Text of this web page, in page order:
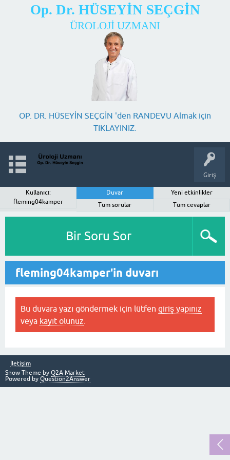
Op. Dr. HÜSEYİN SEÇGİN
ÜROLOJİ UZMANI
OP. DR. HÜSEYİN SEÇGİN 'den RANDEVU Almak için
TIKLAYINIZ.
Giriş
Kullanıcı:
fleming04kamper
Duvar
Yeni etkinlikler
Tüm sorular
Tüm cevaplar
Bir Soru Sor
fleming04kamper'in duvarı
Bu duvara yazı göndermek için lütfen giriş yapınız
veya kayıt olunuz
İletişim
Snow Theme by Q2A Market
Powered by Question2Answer